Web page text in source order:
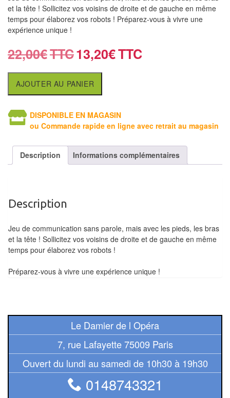
air
Pendules
Echiquier
pour
aveugles
d'échecs
en
en
Tables
société
Jeux
cartes
à
Collectionner
et la tête ! Sollicitez vos voisins de droite et de gauche en même
temps pour élaborez vos robots ! Préparez-vous à vivre une
expérience unique !
22,00€ 13,20€
AJOUTER AU PANIER
DISPONIBLE EN MAGASIN
ou Commande rapide en ligne avec retrait au magasin
Description Informations complémentaires
Description
Jeu de communication sans parole, mais avec les pieds, les bras
et la tête ! Sollicitez vos voisins de droite et de gauche en même
temps pour élaborez vos robots !
Préparez-vous à vivre une expérience unique !
Le Damier de l Opéra
7, rue Lafayette 75009 Paris
Ouvert du lundi au samedi de 10h30 à 19h30
0148743321